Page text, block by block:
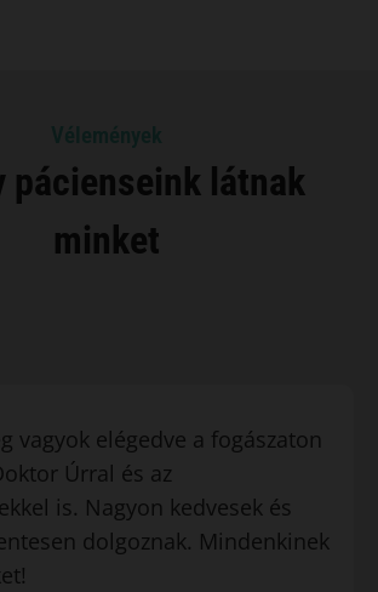
Vélemények
pácienseink látnak
minket
vagyok elégedve a fogászaton
Úrral és az
is. Nagyon kedvesek és
dolgoznak. Mindenkinek